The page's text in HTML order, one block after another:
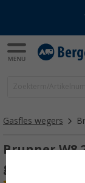
Gasfles wegers
Brunner W8